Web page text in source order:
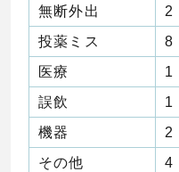
無断外出
2
投薬ミス
8
医療
1
誤飲
1
機器
2
その他
4